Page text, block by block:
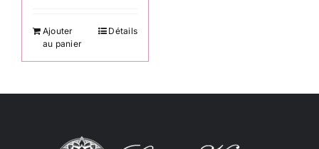
Ajouter
au panier
Détails